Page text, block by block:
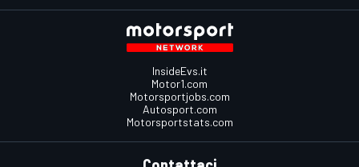
InsideEvs.it
Motor1.com
Motorsportjobs.com
Autosport.com
Motorsportstats.com